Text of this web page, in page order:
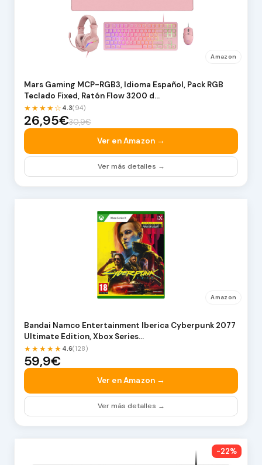
Amazon
Mars Gaming MCP-RGB3, Idioma Español, Pack RGB
Teclado Fixed, Ratón Flow 3200 d…
★★★★☆ 4.3(94)
26,95€30,9€
Ver en Amazon →
Ver más detalles →
Amazon
Bandai Namco Entertainment Iberica Cyberpunk 2077
Ultimate Edition, Xbox Series…
★★★★★ 4.6(128)
59,9€
Ver en Amazon →
Ver más detalles →
-22%